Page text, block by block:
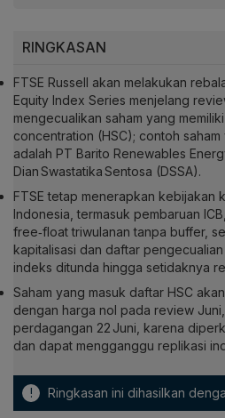
RINGKASAN
FTSE Russell akan melakukan
Equity Index Series menjelang
mengecualikan saham yang
concentration (HSC); contoh
adalah PT Barito Renewables
Dian Swastatika Sentosa (DSSA).
FTSE tetap menerapkan kebijakan
Indonesia, termasuk pembaruan
free‑float triwulanan tanpa buffer,
kapitalisasi dan daftar
indeks ditunda hingga setidaknya
Saham yang masuk daftar HSC
dengan harga nol pada review
perdagangan 22 Juni, karena
dan dapat mengganggu replikasi
! Ringkasan ini dihasilkan